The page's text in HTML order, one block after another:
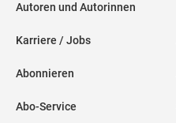
Autoren und Autorinnen
Karriere / Jobs
Abonnieren
Abo-Service